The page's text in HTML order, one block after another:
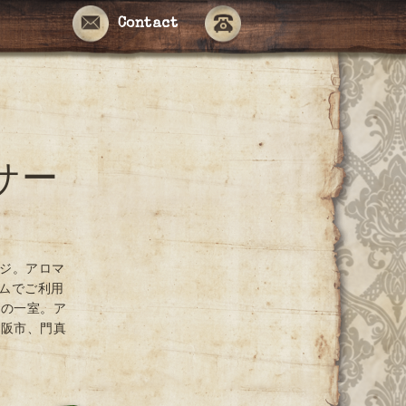
Contact
ー
。アロマ
でご利用
一室。ア
市、門真